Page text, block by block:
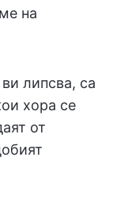
на
липсва, са
хора се
от